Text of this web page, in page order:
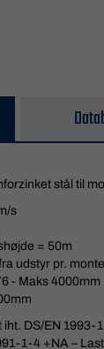
stål til
s
= 50m
udstyr pr.
- Maks 4000mm
DS/EN 1993-
1-4 +NA –